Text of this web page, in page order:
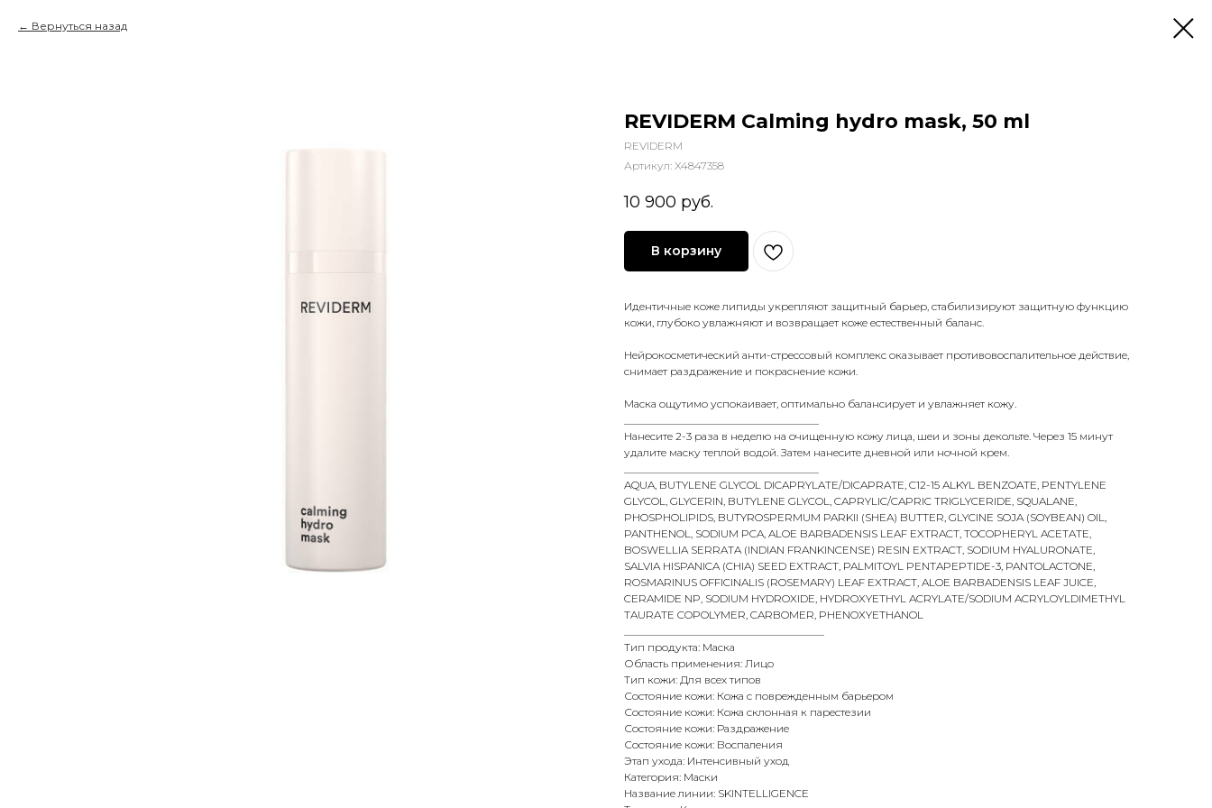
Вернуться назад
REVIDERM Calming hydro mask, 50 ml
REVIDERM
Артикул: X4847358
10 900 руб.
В корзину
Идентичные коже липиды укрепляют защитный барьер, стабилизируют защитную функцию
кожи, глубоко увлажняют и возвращает коже естественный баланс.
Нейрокосметический анти-стрессовый комплекс оказывает противовоспалительное действие,
снимает раздражение и покраснение кожи.
Маска ощутимо успокаивает, оптимально балансирует и увлажняет кожу.
Нанесите 2-3 раза в неделю на очищенную кожу лица, шеи и зоны декольте. Через 15 минут
удалите маску теплой водой. Затем нанесите дневной или ночной крем.
AQUA, BUTYLENE GLYCOL DICAPRYLATE/DICAPRATE, C12-15 ALKYL BENZOATE, PENTYLENE
GLYCOL, GLYCERIN, BUTYLENE GLYCOL, CAPRYLIC/CAPRIC TRIGLYCERIDE, SQUALANE,
PHOSPHOLIPIDS, BUTYROSPERMUM PARKII (SHEA) BUTTER, GLYCINE SOJA (SOYBEAN) OIL,
PANTHENOL, SODIUM PCA, ALOE BARBADENSIS LEAF EXTRACT, TOCOPHERYL ACETATE,
BOSWELLIA SERRATA (INDIAN FRANKINCENSE) RESIN EXTRACT, SODIUM HYALURONATE,
SALVIA HISPANICA (CHIA) SEED EXTRACT, PALMITOYL PENTAPEPTIDE-3, PANTOLACTONE,
ROSMARINUS OFFICINALIS (ROSEMARY) LEAF EXTRACT, ALOE BARBADENSIS LEAF JUICE,
CERAMIDE NP, SODIUM HYDROXIDE, HYDROXYETHYL ACRYLATE/SODIUM ACRYLOYLDIMETHYL
TAURATE COPOLYMER, CARBOMER, PHENOXYETHANOL
Тип продукта: Маска
Область применения: Лицо
Тип кожи: Для всех типов
Состояние кожи: Кожа с поврежденным барьером
Состояние кожи: Кожа склонная к парестезии
Состояние кожи: Раздражение
Состояние кожи: Воспаления
Этап ухода: Интенсивный уход
Категория: Маски
Название линии: SKINTELLIGENCE